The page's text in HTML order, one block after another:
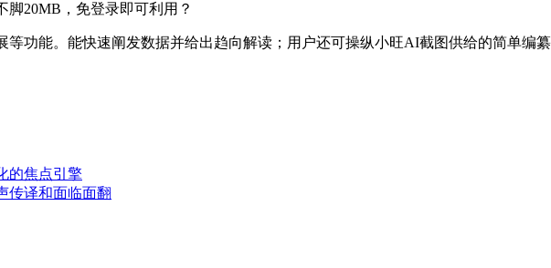
20MB，免登录即可利用？
能。能快速阐发数据并给出趋向解读；用户还可操纵小旺AI截图供给的简单编
的焦点引擎
传译和面临面翻